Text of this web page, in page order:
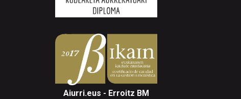
Aiurri.eus - Erroitz BM